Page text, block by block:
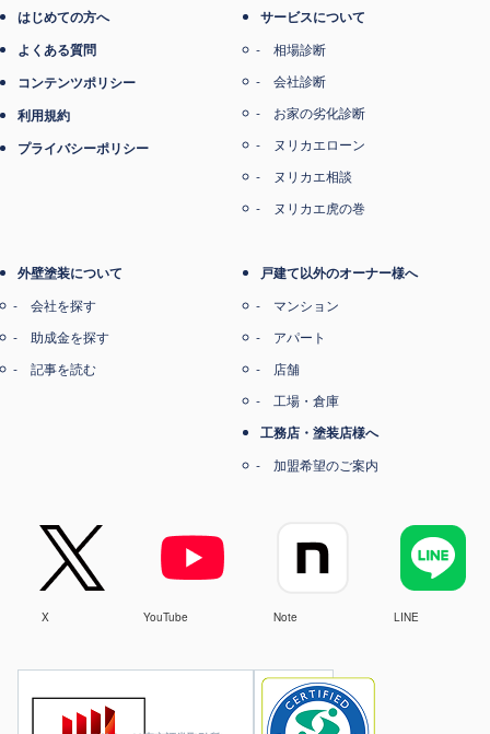
はじめての方へ
よくある質問
コンテンツポリシー
利用規約
プライバシーポリシー
サービスについて
相場診断
会社診断
お家の劣化診断
ヌリカエローン
ヌリカエ相談
ヌリカエ虎の巻
外壁塗装について
会社を探す
助成金を探す
記事を読む
戸建て以外のオーナー様へ
マンション
アパート
店舗
工場・倉庫
工務店・塗装店様へ
加盟希望のご案内
X YouTube Note LINE